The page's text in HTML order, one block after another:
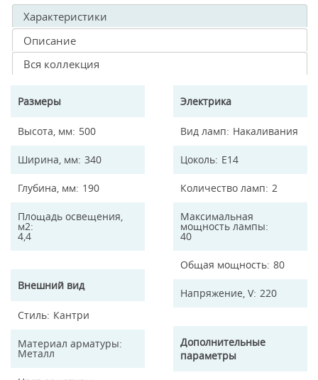
Характеристики
Описание
Вся коллекция
Размеры
Высота, мм 500
Ширина, мм 340
Глубина, мм 190
Площадь освещения,
м2
4,4
Внешний вид
Стиль Кантри
Материал арматуры
Металл
Электрика
Вид ламп Накаливания
Цоколь E14
Количество ламп 2
Максимальная
мощность лампы
40
Общая мощность 80
Напряжение, V 220
Дополнительные
параметры